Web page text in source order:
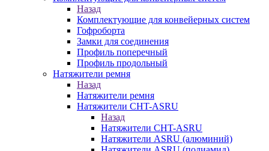
Назад
Комплектующие для конвейерных систем
Гофроборта
Замки для соединения
Профиль поперечный
Профиль продольный
Натяжители ремня
Назад
Натяжители ремня
Натяжители CHT-ASRU
Назад
Натяжители CHT-ASRU
Натяжители ASRU (алюминий)